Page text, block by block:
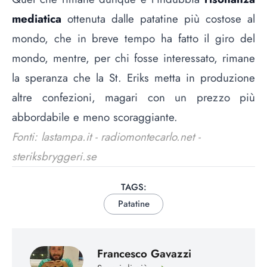
mediatica ottenuta dalle patatine più costose al
mondo, che in breve tempo ha fatto il giro del
mondo, mentre, per chi fosse interessato, rimane
la speranza che la St. Eriks metta in produzione
altre confezioni, magari con un prezzo più
abbordabile e meno scoraggiante.
Fonti: lastampa.it - radiomontecarlo.net -
steriksbryggeri.se
TAGS:
Patatine
Francesco Gavazzi